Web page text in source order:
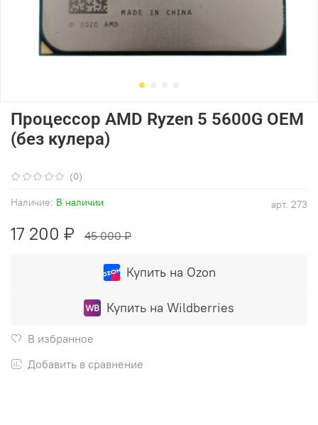
(0)
арт. 273
Наличие: В наличии
Процессор AMD Ryzen 5 5600G OEM
(без кулера)
17 200 ₽ 45 000 ₽
Купить на Ozon
Купить на Wildberries
В избранное
Добавить в сравнение